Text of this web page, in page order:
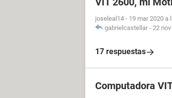
joseleal14 - 19 mar 2020 a
gabrielcastellar - 22
17 respuestas
Computadora